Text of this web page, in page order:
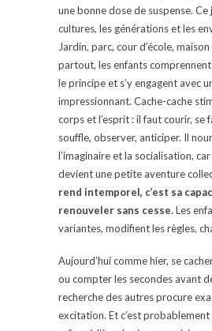
une bonne dose de suspense.
cultures, les générations et les
Jardin, parc, cour d’école,
partout, les enfants
le principe et s’y engagent avec
impressionnant. Cache-cache
corps et l’esprit : il faut courir, se
souffle, observer, anticiper. Il
l’imaginaire et la socialisation,
devient une petite aventure
rend intemporel, c’est sa
renouveler sans cesse.Les
variantes, modifient les règles,
Aujourd’hui comme hier, se
ou compter les secondes avant
recherche des autres procure
excitation. Et c’est